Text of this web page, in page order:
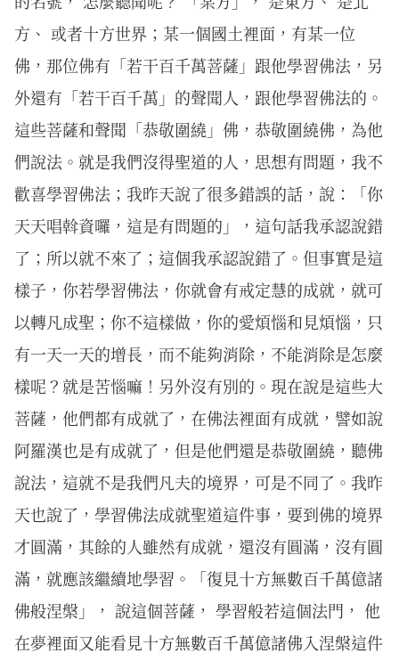
方、 或者十方世界；某一個國土裡面，有某一位
佛，那位佛有「若干百千萬菩薩」跟他學習佛法，另
外還有「若干百千萬」的聲聞人，跟他學習佛法的。
這些菩薩和聲聞「恭敬圍繞」佛，恭敬圍繞佛，為他
們說法。就是我們沒得聖道的人，思想有問題，我不
歡喜學習佛法；我昨天說了很多錯誤的話，說：「你
天天唱斡資囉，這是有問題的」，這句話我承認說錯
了；所以就不來了；這個我承認說錯了。但事實是這
樣子，你若學習佛法，你就會有戒定慧的成就，就可
以轉凡成聖；你不這樣做，你的愛煩惱和見煩惱，只
有一天一天的增長，而不能夠消除，不能消除是怎麼
樣呢？就是苦惱嘛！另外沒有別的。現在說是這些大
菩薩，他們都有成就了，在佛法裡面有成就，譬如說
阿羅漢也是有成就了，但是他們還是恭敬圍繞，聽佛
說法，這就不是我們凡夫的境界，可是不同了。我昨
天也說了，學習佛法成就聖道這件事，要到佛的境界
才圓滿，其餘的人雖然有成就，還沒有圓滿，沒有圓
滿，就應該繼續地學習。「復見十方無數百千萬億諸
佛般涅槃」， 說這個菩薩， 學習般若這個法門， 他
在夢裡面又能看見十方無數百千萬億諸佛入涅槃這件